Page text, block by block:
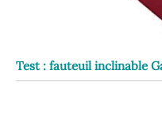
Test : fauteuil inclinable